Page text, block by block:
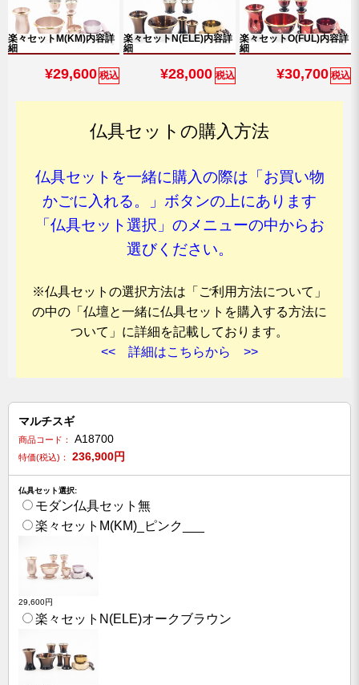
楽々セットM(KM)内容詳
細
楽々セットN(ELE)内容詳
細
楽々セットO(FUL)内容詳
細
¥29,600 税込 ¥28,000 税込 ¥30,700 税込
仏具セットの購入方法
仏具セットを一緒に購入の際は「お買い物
かごに入れる。」ボタンの上にあります
「仏具セット選択」のメニューの中からお
選びください。
※仏具セットの選択方法は「ご利用方法について」
の中の「仏壇と一緒に仏具セットを購入する方法に
ついて」に詳細を記載しております。
<< 詳細はこちらから >>
マルチスギ
商品コード： A18700
特価(税込)： 236,900円
仏具セット選択:
モダン仏具セット無
楽々セットM(KM)_ピンク___
29,600円
楽々セットN(ELE)オークブラウン